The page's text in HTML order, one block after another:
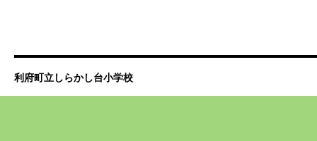
利府町立しらかし台小学校